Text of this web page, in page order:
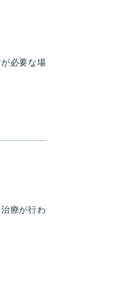
必要な場
療が行わ